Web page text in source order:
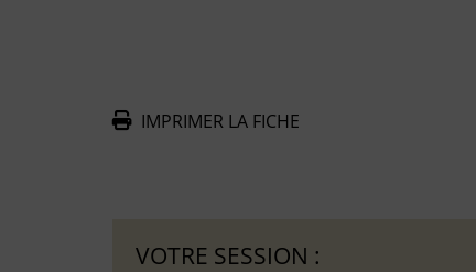
IMPRIMER LA FICHE
VOTRE SESSION :